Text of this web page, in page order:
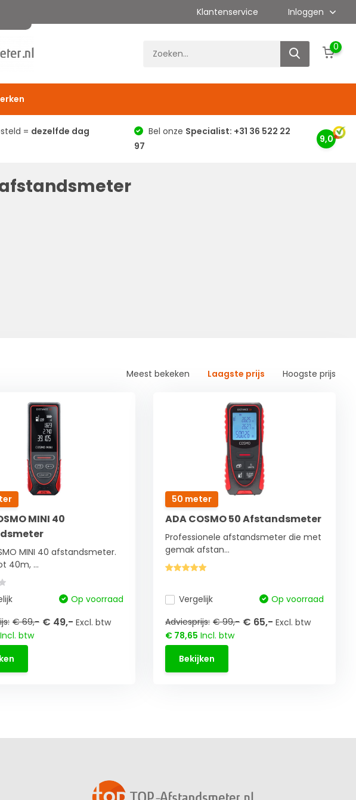
Klantenservice Inloggen
0
= dezelfde dag
Bel onze Specialist: +31 36 522 22
97
9,0
Meest bekeken Laagste prijs Hoogste prijs
MINI 40
MINI 40 afstandsmeter.
40m, ...
Op voorraad
€ 69,- € 49,- Excl. btw
Incl. btw
50 meter
ADA COSMO 50 Afstandsmeter
Professionele afstandsmeter die met
gemak afstan...
Vergelijk
Op voorraad
Adviesprijs: € 99,- € 65,-Excl. btw
€ 78,65 Incl. btw
Bekijken